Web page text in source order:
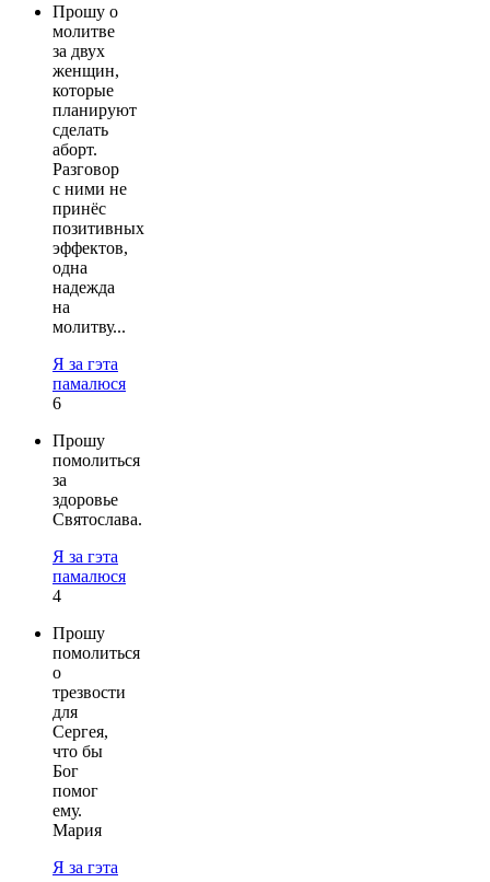
Прошу о
молитве
за двух
женщин,
которые
планируют
сделать
аборт.
Разговор
с ними не
принёс
позитивных
эффектов,
одна
надежда
на
молитву...
Я за гэта
памалюся
6
Прошу
помолиться
за
здоровье
Святослава.
Я за гэта
памалюся
4
Прошу
помолиться
о
трезвости
для
Сергея,
что бы
Бог
помог
ему.
Мария
Я за гэта